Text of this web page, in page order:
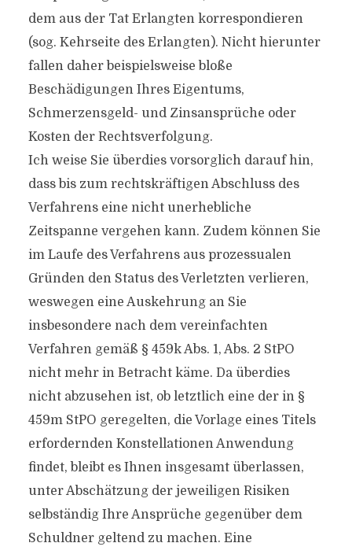
dem aus der Tat Erlangten korrespondieren
(sog. Kehrseite des Erlangten). Nicht hierunter
fallen daher beispielsweise bloße
Beschädigungen Ihres Eigentums,
Schmerzensgeld- und Zinsansprüche oder
Kosten der Rechtsverfolgung.
Ich weise Sie überdies vorsorglich darauf hin,
dass bis zum rechtskräftigen Abschluss des
Verfahrens eine nicht unerhebliche
Zeitspanne vergehen kann. Zudem können Sie
im Laufe des Verfahrens aus prozessualen
Gründen den Status des Verletzten verlieren,
weswegen eine Auskehrung an Sie
insbesondere nach dem vereinfachten
Verfahren gemäß § 459k Abs. 1, Abs. 2 StPO
nicht mehr in Betracht käme. Da überdies
nicht abzusehen ist, ob letztlich eine der in §
459m StPO geregelten, die Vorlage eines Titels
erfordernden Konstellationen Anwendung
findet, bleibt es Ihnen insgesamt überlassen,
unter Abschätzung der jeweiligen Risiken
selbständig Ihre Ansprüche gegenüber dem
Schuldner geltend zu machen. Eine